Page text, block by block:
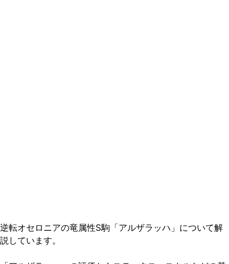
逆転オセロニアの竜属性S駒「アルザラッハ」について解
説しています。